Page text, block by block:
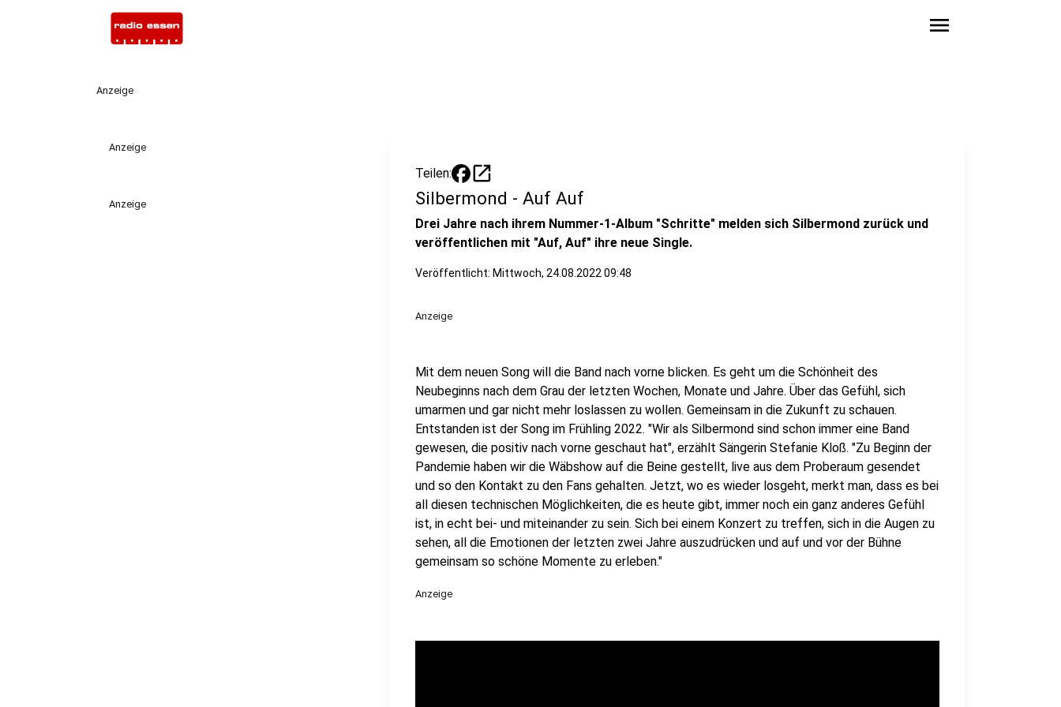
menu
Anzeige
Anzeige
Anzeige
Teilen: open_in_new
Silbermond - Auf Auf
Drei Jahre nach ihrem Nummer-1-Album "Schritte" melden sich Silbermond zurück und
veröffentlichen mit "Auf, Auf" ihre neue Single.
Veröffentlicht: Mittwoch, 24.08.2022 09:48
Anzeige
Mit dem neuen Song will die Band nach vorne blicken. Es geht um die Schönheit des
Neubeginns nach dem Grau der letzten Wochen, Monate und Jahre. Über das Gefühl, sich
umarmen und gar nicht mehr loslassen zu wollen. Gemeinsam in die Zukunft zu schauen.
Entstanden ist der Song im Frühling 2022. "Wir als Silbermond sind schon immer eine Band
gewesen, die positiv nach vorne geschaut hat", erzählt Sängerin Stefanie Kloß. "Zu Beginn der
Pandemie haben wir die Wäbshow auf die Beine gestellt, live aus dem Proberaum gesendet
und so den Kontakt zu den Fans gehalten. Jetzt, wo es wieder losgeht, merkt man, dass es bei
all diesen technischen Möglichkeiten, die es heute gibt, immer noch ein ganz anderes Gefühl
ist, in echt bei- und miteinander zu sein. Sich bei einem Konzert zu treffen, sich in die Augen zu
sehen, all die Emotionen der letzten zwei Jahre auszudrücken und auf und vor der Bühne
gemeinsam so schöne Momente zu erleben."
Anzeige